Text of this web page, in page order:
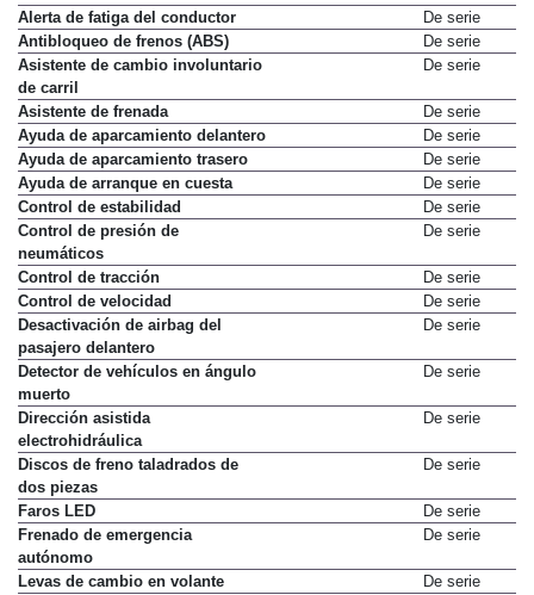
Alerta de fatiga del conductor
De serie
Antibloqueo de frenos (ABS)
De serie
Asistente de cambio involuntario
de carril
De serie
Asistente de frenada
De serie
Ayuda de aparcamiento delantero
De serie
Ayuda de aparcamiento trasero
De serie
Ayuda de arranque en cuesta
De serie
Control de estabilidad
De serie
Control de presión de
neumáticos
De serie
Control de tracción
De serie
Control de velocidad
De serie
Desactivación de airbag del
pasajero delantero
De serie
Detector de vehículos en ángulo
muerto
De serie
Dirección asistida
electrohidráulica
De serie
Discos de freno taladrados de
dos piezas
De serie
Faros LED
De serie
Frenado de emergencia
autónomo
De serie
Levas de cambio en volante
De serie